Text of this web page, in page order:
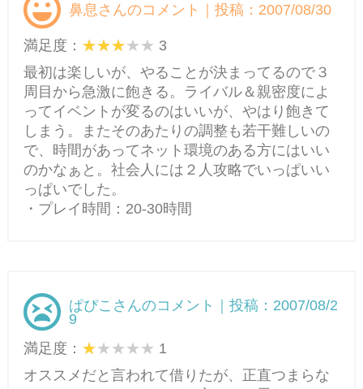
鼻息さんのコメント｜投稿：2007/08/30
満足度：
3
最初は楽しいが、やることが決まってるので３
周目から急激に飽きる。ライバル＆親密度によ
ってイベントが変るのはいいが、やはり飽きて
しまう。またそのあたりの調整も若干難しいの
で、時間があってネット環境のある方にはいい
のかなぁと。社会人には２人攻略でいっぱいい
っぱいでした。
・プレイ時間：20-30時間
ぱぴこさんのコメント｜投稿：2007/08/2
9
満足度：
1
オススメだと言われて借りたが、正直つまらな